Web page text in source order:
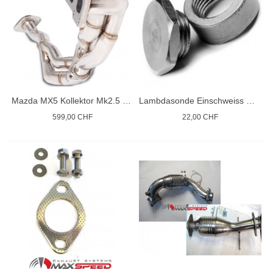
Mazda MX5 Kollektor Mk2.5 1.8
599,00 CHF
Lambdasonde Einschweiss Gewindebuchse
22,00 CHF